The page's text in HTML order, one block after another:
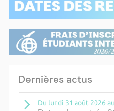
Dernières actus
Du lundi 31 août 2026